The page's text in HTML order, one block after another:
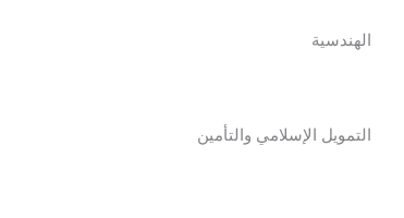
الهندسية
التمويل الإسلامي والتأمين